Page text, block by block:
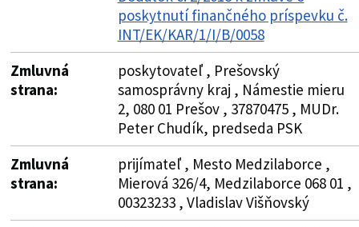
poskytnutí finančného príspevku č.
INT/EK/KAR/1/I/B/0058
Zmluvná
strana:
poskytovateľ , Prešovský
samosprávny kraj , Námestie mieru
2, 080 01 Prešov , 37870475 , MUDr.
Peter Chudík, predseda PSK
Zmluvná
strana:
prijímateľ , Mesto Medzilaborce ,
Mierová 326/4, Medzilaborce 068 01 ,
00323233 , Vladislav Višňovský